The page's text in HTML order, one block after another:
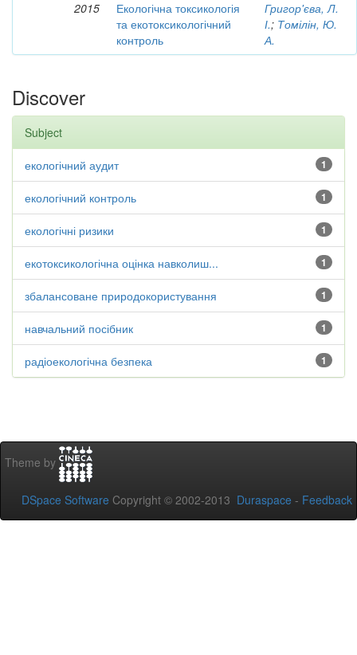
2015
Екологічна токсикологія
та екотоксикологічний
контроль
Григор'єва, Л.
І.; Томілін, Ю.
А.
Discover
Subject
1
екологічний аудит
1
екологічний контроль
1
екологічні ризики
1
екотоксикологічна оцінка навколиш...
1
збалансоване природокористування
1
навчальний посібник
1
радіоекологічна безпека
Theme by
DSpace Software Copyright © 2002-2013 Duraspace - Feedback